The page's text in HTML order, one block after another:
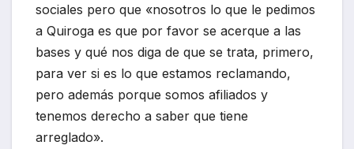
sociales pero que «nosotros lo que le pedimos
a Quiroga es que por favor se acerque a las
bases y qué nos diga de que se trata, primero,
para ver si es lo que estamos reclamando,
pero además porque somos afiliados y
tenemos derecho a saber que tiene
arreglado».